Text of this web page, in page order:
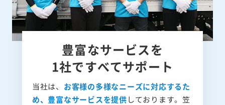
豊富なサービスを
1社ですべてサポート
当社は、 お客様の多様なニーズに対応するた
め、豊富なサービスを提供しております。笠